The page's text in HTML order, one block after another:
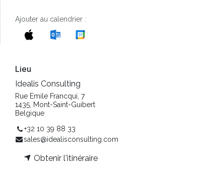
Ajouter au calendrier :
Lieu
Idealis Consulting
Rue Emile Francqui, 7
1435, Mont-Saint-Guibert
Belgique
+32 10 39 88 33
sales@idealisconsulting.com
Obtenir l'itinéraire